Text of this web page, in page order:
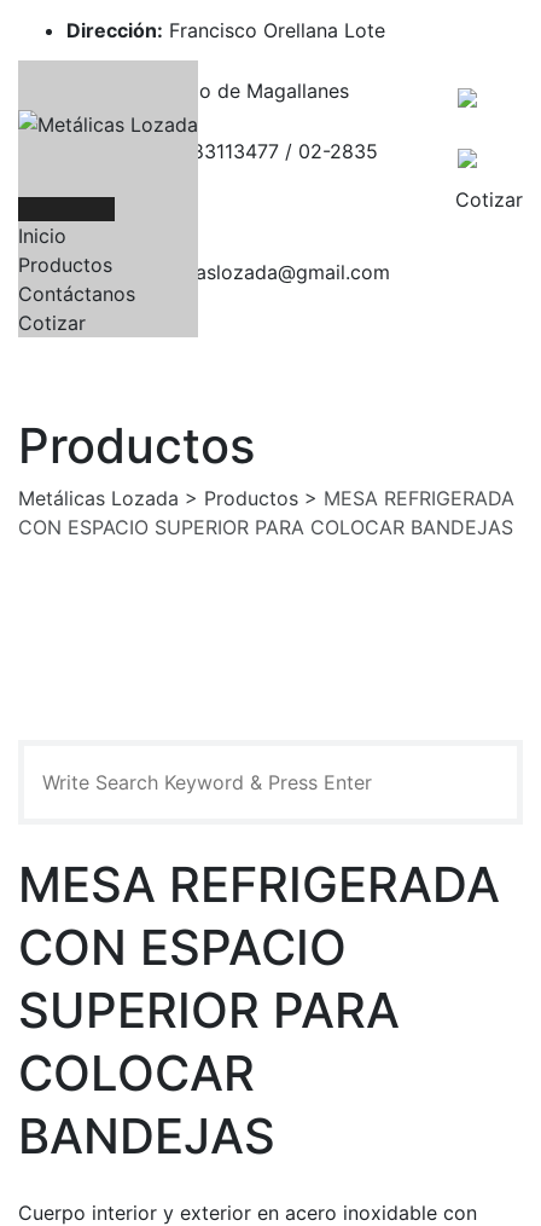
Dirección: Francisco Orellana Lote
213 y Hernando de Magallanes
0983113477 / 02-2835
Email: metalicaslozada@gmail.com
Inicio
Productos
Contáctanos
Cotizar
Cotizar
Productos
Metálicas Lozada > Productos > MESA REFRIGERADA
CON ESPACIO SUPERIOR PARA COLOCAR BANDEJAS
MESA REFRIGERADA
CON ESPACIO
SUPERIOR PARA
COLOCAR
BANDEJAS
Cuerpo interior y exterior en acero inoxidable con